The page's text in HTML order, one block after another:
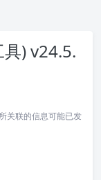
三秒记住我们的
) v24.5.
关联的信息可能已发